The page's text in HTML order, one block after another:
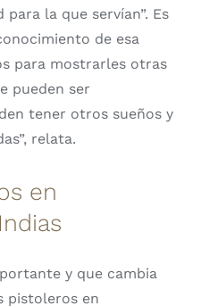
la que servían”. Es
de esa
para mostrarles otras
pueden ser
tener otros sueños y
relata.
en
y que cambia
pistoleros en